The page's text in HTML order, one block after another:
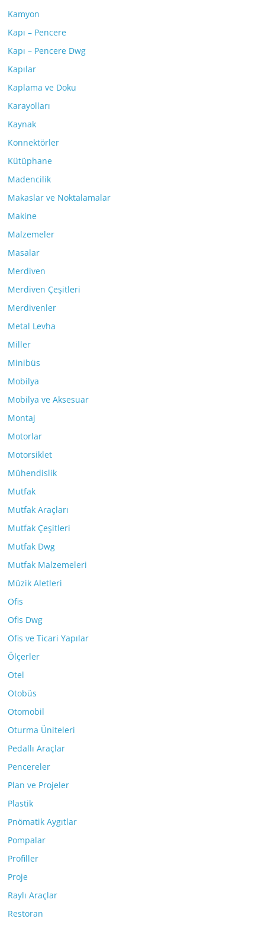
Kamyon
Kapı – Pencere
Kapı – Pencere Dwg
Kapılar
Kaplama ve Doku
Karayolları
Kaynak
Konnektörler
Kütüphane
Madencilik
Makaslar ve Noktalamalar
Makine
Malzemeler
Masalar
Merdiven
Merdiven Çeşitleri
Merdivenler
Metal Levha
Miller
Minibüs
Mobilya
Mobilya ve Aksesuar
Montaj
Motorlar
Motorsiklet
Mühendislik
Mutfak
Mutfak Araçları
Mutfak Çeşitleri
Mutfak Dwg
Mutfak Malzemeleri
Müzik Aletleri
Ofis
Ofis Dwg
Ofis ve Ticari Yapılar
Ölçerler
Otel
Otobüs
Otomobil
Oturma Üniteleri
Pedallı Araçlar
Pencereler
Plan ve Projeler
Plastik
Pnömatik Aygıtlar
Pompalar
Profiller
Proje
Raylı Araçlar
Restoran